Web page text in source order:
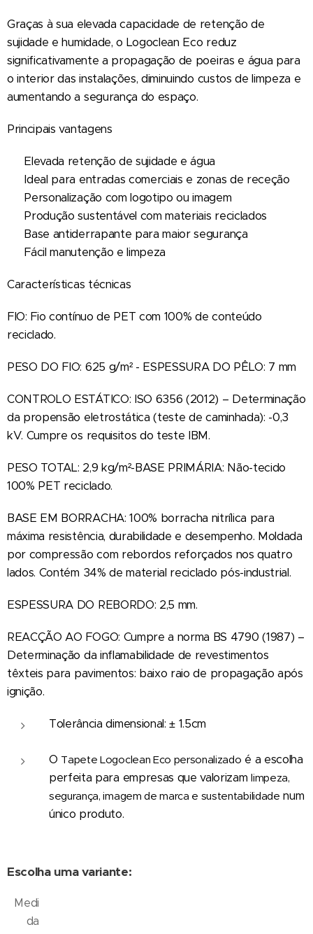
Graças à sua elevada capacidade de retenção de
sujidade e humidade, o Logoclean Eco reduz
significativamente a propagação de poeiras e água para
o interior das instalações, diminuindo custos de limpeza e
aumentando a segurança do espaço.
Principais vantagens
✔ Elevada retenção de sujidade e água
✔ Ideal para entradas comerciais e zonas de receção
✔ Personalização com logotipo ou imagem
✔ Produção sustentável com materiais reciclados
✔ Base antiderrapante para maior segurança
✔ Fácil manutenção e limpeza
Características técnicas
FIO: Fio contínuo de PET com 100% de conteúdo
reciclado.
PESO DO FIO: 625 g/m² - ESPESSURA DO PÊLO: 7 mm
CONTROLO ESTÁTICO: ISO 6356 (2012) – Determinação
da propensão eletrostática (teste de caminhada): -0,3
kV. Cumpre os requisitos do teste IBM.
PESO TOTAL: 2,9 kg/m²-BASE PRIMÁRIA: Não-tecido
100% PET reciclado.
BASE EM BORRACHA: 100% borracha nitrílica para
máxima resistência, durabilidade e desempenho. Moldada
por compressão com rebordos reforçados nos quatro
lados. Contém 34% de material reciclado pós-industrial.
ESPESSURA DO REBORDO: 2,5 mm.
REACÇÃO AO FOGO: Cumpre a norma BS 4790 (1987) –
Determinação da inflamabilidade de revestimentos
têxteis para pavimentos: baixo raio de propagação após
ignição.
Tolerância dimensional: ± 1.5cm
O Tapete Logoclean Eco personalizado é a escolha
perfeita para empresas que valorizamlimpeza,
segurança, imagem de marca e sustentabilidade num
único produto.
Escolha uma variante:
Medi
da